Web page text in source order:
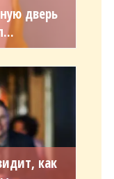
дверь
как